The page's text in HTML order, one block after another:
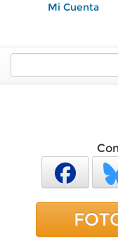
Mi Cuenta